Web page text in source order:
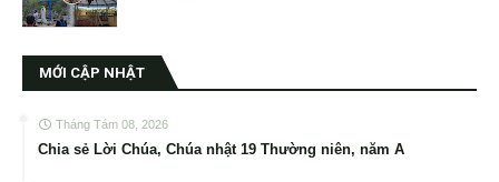
MỚI CẬP NHẬT
Tháng Tám 08, 2026
Chia sẻ Lời Chúa, Chúa nhật 19 Thường niên, năm A